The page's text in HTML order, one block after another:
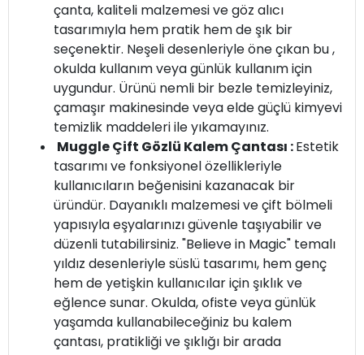
çanta, kaliteli malzemesi ve göz alıcı
tasarımıyla hem pratik hem de şık bir
seçenektir. Neşeli desenleriyle öne çıkan bu ,
okulda kullanım veya günlük kullanım için
uygundur. Ürünü nemli bir bezle temizleyiniz,
çamaşır makinesinde veya elde güçlü kimyevi
temizlik maddeleri ile yıkamayınız.
Muggle Çift Gözlü Kalem Çantası :Estetik
tasarımı ve fonksiyonel özellikleriyle
kullanıcıların beğenisini kazanacak bir
üründür. Dayanıklı malzemesi ve çift bölmeli
yapısıyla eşyalarınızı güvenle taşıyabilir ve
düzenli tutabilirsiniz. "Believe in Magic" temalı
yıldız desenleriyle süslü tasarımı, hem genç
hem de yetişkin kullanıcılar için şıklık ve
eğlence sunar. Okulda, ofiste veya günlük
yaşamda kullanabileceğiniz bu kalem
çantası, pratikliği ve şıklığı bir arada